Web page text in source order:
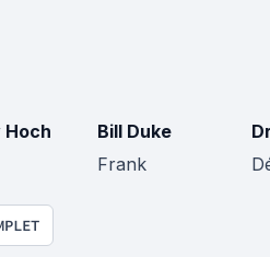
Hoch
Bill Duke
Frank